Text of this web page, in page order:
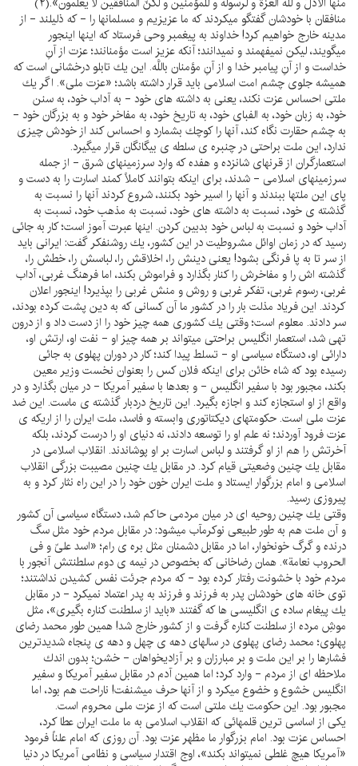
منافقان با خودشان گفتگو ميكردند كه ما عزيزيم و مسلمانها را - كه ذليلند - از
مدينه خارج خواهيم كرد! خداوند به پيغمبر وحى فرستاد كه اينها اينجور
ميگويند، ليكن نميفهمند و نميدانند؛ آنكه عزيز است مؤمنانند؛ عزت از آنِ
خداست و از آنِ پيامبر خدا و از آنِ مؤمنان باللَّه. اين يك تابلو درخشانى است كه
هميشه جلوى چشم امت اسلامى بايد قرار داشته باشد؛ «عزت ملى». اگر يك
ملتى احساس عزت نكند، يعنى به داشته هاى خود - به آداب خود، به سنن
خود، به زبان خود، به الفباى خود، به تاريخ خود، به مفاخر خود و به بزرگان خود -
به چشم حقارت نگاه كند، آنها را كوچك بشمارد و احساس كند از خودش چيزى
ندارد، اين ملت براحتى در چنبره ى سلطه ى بيگانگان قرار ميگيرد.
استعمارگران از قرنهاى شانزده و هفده كه وارد سرزمينهاى شرق - از جمله
سرزمينهاى اسلامى - شدند، براى اينكه بتوانند كاملاً كمند اسارت را به دست و
پاى اين ملتها ببندند و آنها را اسير خود بكنند، شروع كردند آنها را نسبت به
گذشته ى خود، نسبت به داشته هاى خود، نسبت به مذهب خود، نسبت به
آداب خود و نسبت به لباس خود بدبين كردن. اينها عبرت آموز است؛ كار به جائى
رسيد كه در زمان اوائل مشروطيت در اين كشور، يك روشنفكر گفت: ايرانى بايد
از سر تا به پا فرنگى بشود! يعنى دينش را، اخلاقش را، لباسش را، خطش را،
گذشته اش را و مفاخرش را كنار بگذارد و فراموش بكند، اما فرهنگ غربى، آداب
غربى، رسوم غربى، تفكر غربى و روش و منش غربى را بپذيرد! اينجور اعلان
كردند. اين فرياد مذلت بار را در كشور ما آن كسانى كه به دين پشت كرده بودند،
سر دادند. معلوم است؛ وقتى يك كشورى همه چيز خود را از دست داد و از درون
تهى شد، استعمار انگليس براحتى ميتواند بر همه چيز او - نفت او، ارتش او،
دارائى او، دستگاه سياسى او - تسلط پيدا كند؛ كار در دوران پهلوى به جائى
رسيده بود كه شاه خائن براى اينكه فلان كس را بعنوان نخست وزير معين
بكند، مجبور بود با سفير انگليس - و بعدها با سفير آمريكا - در ميان بگذارد و در
واقع از او استجازه كند و اجازه بگيرد. اين تاريخ دردبار گذشته ى ماست. اين ضد
عزت ملى است. حكومتهاى ديكتاتورى وابسته و فاسد، ملت ايران را از اريكه ى
عزت فرود آوردند؛ نه علم او را توسعه دادند، نه دنياى او را درست كردند، بلكه
آخرتش را هم از او گرفتند و لباس اسارت بر او پوشاندند. انقلاب اسلامى در
مقابل يك چنين وضعيتى قيام كرد. در مقابل يك چنين مصيبت بزرگى انقلاب
اسلامى و امام بزرگوار ايستاد و ملت ايران خون خود را در اين راه نثار كرد و به
پيروزى رسيد.
وقتى يك چنين روحيه اى در ميان مردمى حاكم شد، دستگاه سياسى آن كشور
و آن ملت هم به طور طبيعى نوكرمآب ميشود: در مقابل مردم خود مثل سگ
درنده و گرگ خونخوار، اما در مقابل دشمنان مثل بره ى رام؛ «اسد علىّ و فى
الحروب نعامة». همان رضاخانى كه بخصوص در نيمه ى دوم سلطنتش آنجور با
مردم خود با خشونت رفتار كرده بود - كه مردم جرئت نفس كشيدن نداشتند؛
توى خانه هاى خودشان پدر به فرزند و فرزند به پدر اعتماد نميكرد - در مقابل
يك پيغام ساده ى انگليسى ها كه گفتند «بايد از سلطنت كناره بگيرى»، مثل
موشِ مرده از سلطنت كناره گرفت و از كشور خارج شد! همين طور محمد رضاى
پهلوى؛ محمد رضاى پهلوى در سالهاى دهه ى چهل و دهه ى پنجاه شديدترين
فشارها را بر اين ملت و بر مبارزان و بر آزاديخواهان - خشن؛ بدون اندك
ملاحظه اى از مردم - وارد كرد؛ اما همين آدم در مقابل سفير آمريكا و سفير
انگليس خشوع و خضوع ميكرد و از آنها حرف ميشنفت! ناراحت هم بود، اما
مجبور بود. اين حكومت يك ملتى است كه از عزت ملى محروم است.
يكى از اساسى ترين قلمهائى كه انقلاب اسلامى به ما ملت ايران عطا كرد،
احساس عزت بود. امام بزرگوار ما مظهر عزت بود. آن روزى كه امام علناً فرمود
«آمريكا هيچ غلطى نميتواند بكند»، اوج اقتدار سياسى و نظامى آمريكا در دنيا